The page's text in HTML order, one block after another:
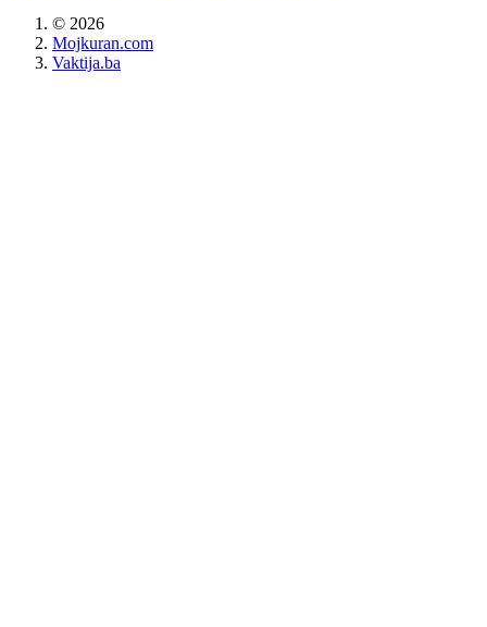
© 2026
Mojkuran.com
Vaktija.ba